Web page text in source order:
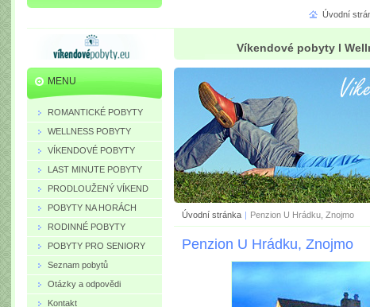
Víkendové pobyty l
Úvodní stránka | Penzion U Hrádku, Znojmo
Penzion U Hrádku, Znojmo
MENU
ROMANTICKÉ POBYTY
WELLNESS POBYTY
VÍKENDOVÉ POBYTY
LAST MINUTE POBYTY
PRODLOUŽENÝ VÍKEND
POBYTY NA HORÁCH
RODINNÉ POBYTY
POBYTY PRO SENIORY
Seznam pobytů
Otázky a odpovědi
Kontakt
Úvodní